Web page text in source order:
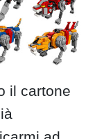
il cartone